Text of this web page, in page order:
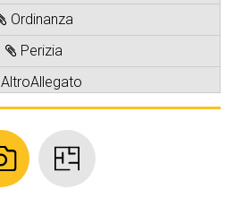
Ordinanza
Perizia
AltroAllegato